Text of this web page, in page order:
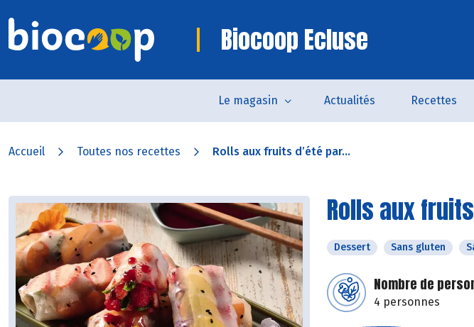
Biocoop Ecluse
Le magasin Actualités Recettes
Accueil Toutes nos recettes Rolls aux fruits d’été par...
Rolls aux
Dessert Sans gluten
Nombre de
4 personnes